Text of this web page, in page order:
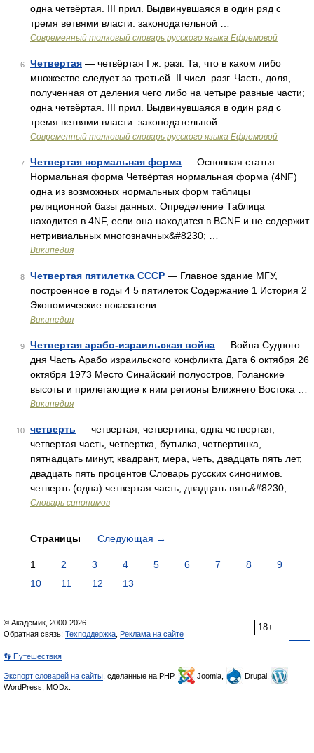
одна четвёртая. III прил. Выдвинувшаяся в один ряд с
тремя ветвями власти: законодательной …
Современный толковый словарь русского языка Ефремовой
6 Четвертая — четвёртая I ж. разг. Та, что в каком либо
множестве следует за третьей. II числ. разг. Часть, доля,
полученная от деления чего либо на четыре равные части;
одна четвёртая. III прил. Выдвинувшаяся в один ряд с
тремя ветвями власти: законодательной …
Современный толковый словарь русского языка Ефремовой
7 Четвертая нормальная форма — Основная статья:
Нормальная форма Четвёртая нормальная форма (4NF)
одна из возможных нормальных форм таблицы
реляционной базы данных. Определение Таблица
находится в 4NF, если она находится в BCNF и не содержит
нетривиальных многозначных&#8230; …
Википедия
8 Четвертая пятилетка СССР — Главное здание МГУ,
построенное в годы 4 5 пятилеток Содержание 1 История 2
Экономические показатели …
Википедия
9 Четвертая арабо-израильская война — Война Судного
дня Часть Арабо израильского конфликта Дата 6 октября 26
октября 1973 Место Синайский полуостров, Голанские
высоты и прилегающие к ним регионы Ближнего Востока …
Википедия
10 четверть — четвертая, четвертина, одна четвертая,
четвертая часть, четвертка, бутылка, четвертинка,
пятнадцать минут, квадрант, мера, четь, двадцать пять лет,
двадцать пять процентов Словарь русских синонимов.
четверть (одна) четвертая часть, двадцать пять&#8230; …
Словарь синонимов
Страницы Следующая →
1 2 3 4 5 6 7 8
9
10
11 12 13
18+
© Академик, 2000-2026
Обратная связь: Техподдержка Реклама на сайте
👣 Путешествия
Экспорт словарей на сайты , сделанные на PHP, Joomla,
Drupal,
WordPress, MODx.